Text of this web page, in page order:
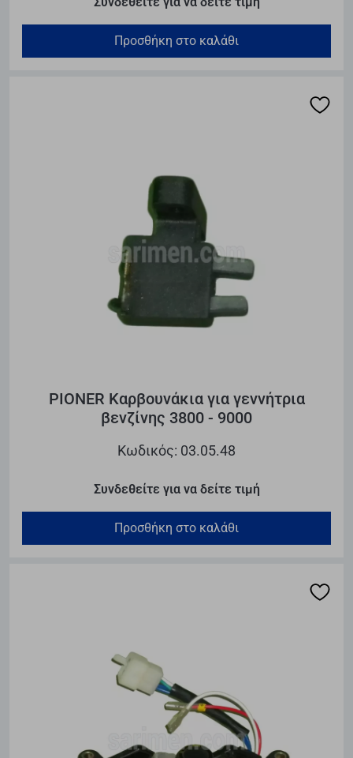
Προσθήκη στο καλάθι
PIONER Καρβουνάκια για γεννήτρια
βενζίνης 3800 - 9000
Κωδικός: 03.05.48
Συνδεθείτε για να δείτε τιμή
Προσθήκη στο καλάθι